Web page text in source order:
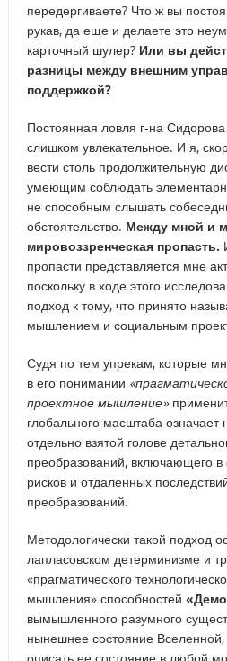
передергиваете? Что ж вы
рукав, да еще и делаете это
карточный шулер? Или вы
разницы между внешним
поддержкой?
Постоянная ловля г-на Сидорова
слишком увлекательное. И я,
вести столь продолжительную
умеющим соблюдать
не способным слышать
обстоятельство. Между мной и
мировоззренческая пропасть.
пропасти представляется мне
поскольку в ходе этого
подход к тому, что принято
мышлением и социальным
Судя по тем упрекам, которые
в его понимании
проектное мышление»
глобального масштаба означает
отдельно взятой голове
преобразований, включающего
рисков и отдаленных
преобразований.
Методологически такой подход
лапласовском детерминизме и
«прагматического
мышления» способностей
вымышленного разумного
нынешнее состояние